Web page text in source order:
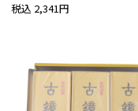
税込 2,341円